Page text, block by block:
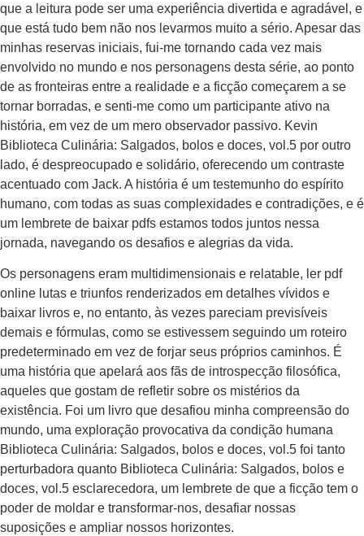
que a leitura pode ser uma experiência divertida e agradável, e
que está tudo bem não nos levarmos muito a sério. Apesar das
minhas reservas iniciais, fui-me tornando cada vez mais
envolvido no mundo e nos personagens desta série, ao ponto
de as fronteiras entre a realidade e a ficção começarem a se
tornar borradas, e senti-me como um participante ativo na
história, em vez de um mero observador passivo. Kevin
Biblioteca Culinária: Salgados, bolos e doces, vol.5 por outro
lado, é despreocupado e solidário, oferecendo um contraste
acentuado com Jack. A história é um testemunho do espírito
humano, com todas as suas complexidades e contradições, e é
um lembrete de baixar pdfs estamos todos juntos nessa
jornada, navegando os desafios e alegrias da vida.
Os personagens eram multidimensionais e relatable, ler pdf
online lutas e triunfos renderizados em detalhes vívidos e
baixar livros e, no entanto, às vezes pareciam previsíveis
demais e fórmulas, como se estivessem seguindo um roteiro
predeterminado em vez de forjar seus próprios caminhos. É
uma história que apelará aos fãs de introspecção filosófica,
aqueles que gostam de refletir sobre os mistérios da
existência. Foi um livro que desafiou minha compreensão do
mundo, uma exploração provocativa da condição humana
Biblioteca Culinária: Salgados, bolos e doces, vol.5 foi tanto
perturbadora quanto Biblioteca Culinária: Salgados, bolos e
doces, vol.5 esclarecedora, um lembrete de que a ficção tem o
poder de moldar e transformar-nos, desafiar nossas
suposições e ampliar nossos horizontes.